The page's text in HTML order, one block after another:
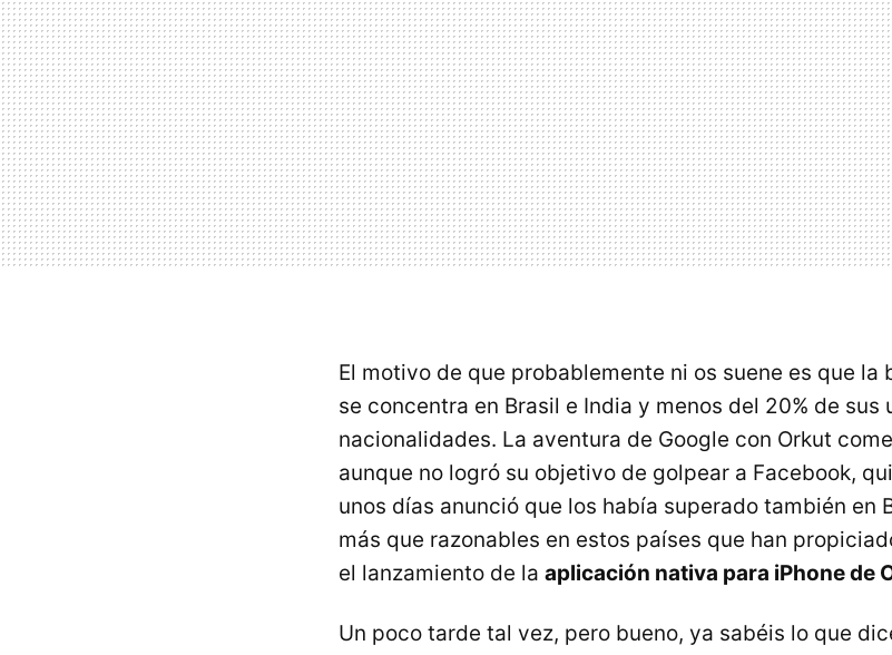
El motivo de que probablemente ni os suene es que la
se concentra en Brasil e India y menos del 20% de sus
nacionalidades. La aventura de Google con Orkut
aunque no logró su objetivo de golpear a Facebook,
unos días anunció que los había superado también en
más que razonables en estos países que han
el lanzamiento de la aplicación nativa para iPhone de
Un poco tarde tal vez, pero bueno, ya sabéis lo que